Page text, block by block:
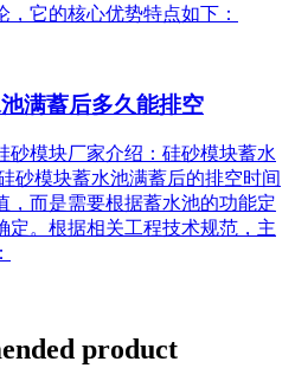
它的核心优势特点如下：
满蓄后多久能排空
砂模块厂家介绍：硅砂模块蓄水
砂模块蓄水池满蓄后的排空时间
，而是需要根据蓄水池的功能定
定。根据相关工程技术规范，主
product